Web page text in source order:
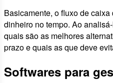
Basicamente, o fluxo de
dinheiro no tempo. Ao
quais são as melhores
prazo e quais as que deve
Softwares para